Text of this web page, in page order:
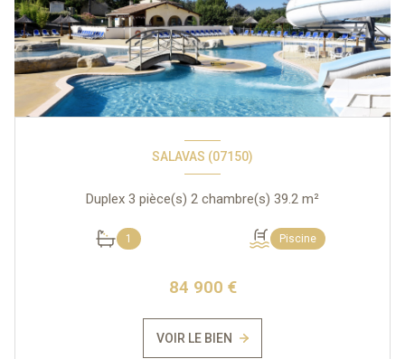
SALAVAS (07150)
Duplex 3 pièce(s) 2 chambre(s) 39.2 m²
1 Piscine
84 900 €
VOIR LE BIEN